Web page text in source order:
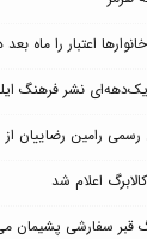
اعتبار را ماه
یک‌دهه‌ای نشر فرهنگ
رامین رضاییان از
اعلام شد
قبر سفارشی پشیمان